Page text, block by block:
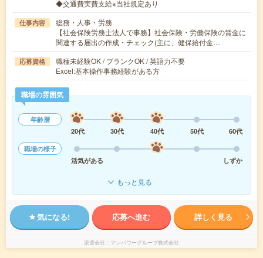
◆交通費実費支給※当社規定あり
仕事内容
総務・人事・労務
【社会保険労務士法人で事務】社会保険・労働保険の賃金に
関連する届出の作成・チェック(主に、健保給付金…
応募資格
職種未経験OK / ブランクOK / 英語力不要
Excel:基本操作事務経験がある方
職場の雰囲気
年齢層
20代
30代 40代 50代
60代
職場の様子
活気がある
しずか
もっと見る
気になる! 応募へ進む 詳しく見る
派遣会社 マンパワーグループ株式会社